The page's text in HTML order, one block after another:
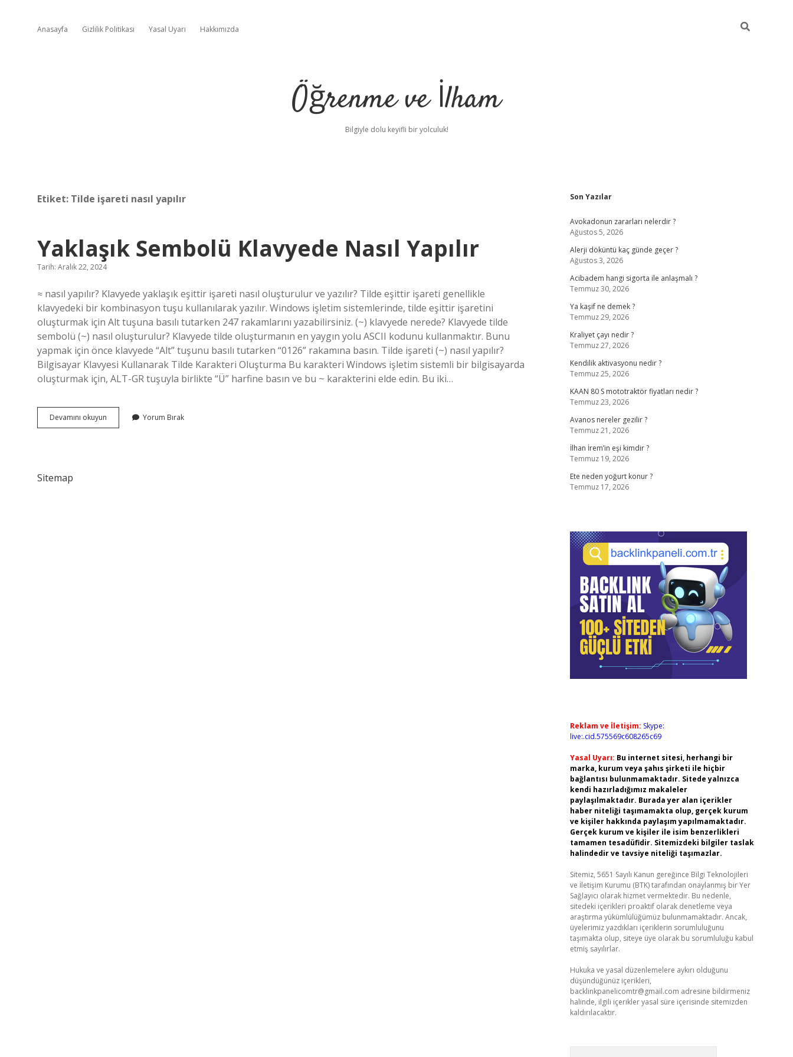
Anasayfa Gizlilik Politikası Yasal Uyarı Hakkımızda
Öğrenme ve İlham
Bilgiyle dolu keyifli bir yolculuk!
Etiket: Tilde işareti nasıl yapılır
Yaklaşık Sembolü Klavyede Nasıl Yapılır
Tarih: Aralık 22, 2024
≈ nasıl yapılır? Klavyede yaklaşık eşittir işareti nasıl oluşturulur ve yazılır? Tilde eşittir işareti genellikle
klavyedeki bir kombinasyon tuşu kullanılarak yazılır. Windows işletim sistemlerinde, tilde eşittir işaretini
oluşturmak için Alt tuşuna basılı tutarken 247 rakamlarını yazabilirsiniz. (~) klavyede nerede? Klavyede tilde
sembolü (~) nasıl oluşturulur? Klavyede tilde oluşturmanın en yaygın yolu ASCII kodunu kullanmaktır. Bunu
yapmak için önce klavyede “Alt” tuşunu basılı tutarken “0126” rakamına basın. Tilde işareti (~) nasıl yapılır?
Bilgisayar Klavyesi Kullanarak Tilde Karakteri Oluşturma Bu karakteri Windows işletim sistemli bir bilgisayarda
oluşturmak için, ALT-GR tuşuyla birlikte “Ü” harfine basın ve bu ~ karakterini elde edin. Bu iki…
Devamını okuyun Yaklaşık
Sembolü
Yorum Bırak
Sitemap
Sidebar
Son Yazılar
Avokadonun zararları nelerdir ?
Ağustos 5, 2026
Alerji döküntü kaç günde geçer ?
Ağustos 3, 2026
Acibadem hangi sigorta ile anlaşmalı ?
Temmuz 30, 2026
Ya kaşif ne demek ?
Temmuz 29, 2026
Kraliyet çayı nedir ?
Temmuz 27, 2026
Kendilik aktivasyonu nedir ?
Temmuz 25, 2026
KAAN 80 S mototraktör fiyatları nedir ?
Temmuz 23, 2026
Avanos nereler gezilir ?
Temmuz 21, 2026
İlhan İrem’in eşi kimdir ?
Temmuz 19, 2026
Ete neden yoğurt konur ?
Temmuz 17, 2026
Reklam ve İletişim: Skype:
live:.cid.575569c608265c69
Yasal Uyarı: Bu internet sitesi, herhangi bir
marka, kurum veya şahıs şirketi ile hiçbir
bağlantısı bulunmamaktadır. Sitede yalnızca
kendi hazırladığımız makaleler
paylaşılmaktadır. Burada yer alan içerikler
haber niteliği taşımamakta olup, gerçek kurum
ve kişiler hakkında paylaşım yapılmamaktadır.
Gerçek kurum ve kişiler ile isim benzerlikleri
tamamen tesadüfidir. Sitemizdeki bilgiler taslak
halindedir ve tavsiye niteliği taşımazlar.
Sitemiz, 5651 Sayılı Kanun gereğince Bilgi Teknolojileri
ve İletişim Kurumu (BTK) tarafından onaylanmış bir Yer
Sağlayıcı olarak hizmet vermektedir. Bu nedenle,
sitedeki içerikleri proaktif olarak denetleme veya
araştırma yükümlülüğümüz bulunmamaktadır. Ancak,
üyelerimiz yazdıkları içeriklerin sorumluluğunu
taşımakta olup, siteye üye olarak bu sorumluluğu kabul
etmiş sayılırlar.
Hukuka ve yasal düzenlemelere aykırı olduğunu
düşündüğünüz içerikleri,
backlinkpanelicomtr@gmail.com adresine bildirmeniz
halinde, ilgili içerikler yasal süre içerisinde sitemizden
kaldırılacaktır.